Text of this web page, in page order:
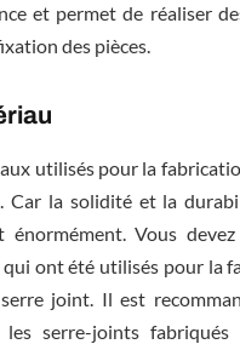
et permet de réaliser
des pièces.
utilisés pour la
Car la solidité et la
énormément. Vous
ont été utilisés pour la
joint. Il est
les serre-joints